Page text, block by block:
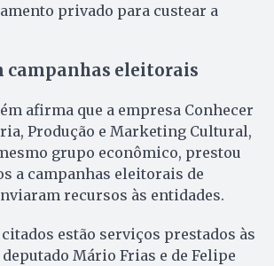
privado para custear a
campanhas eleitorais
afirma que a empresa Conhecer
Produção e Marketing Cultural,
grupo econômico, prestou
a campanhas eleitorais de
recursos às entidades.
estão serviços prestados às
Mário Frias e de Felipe